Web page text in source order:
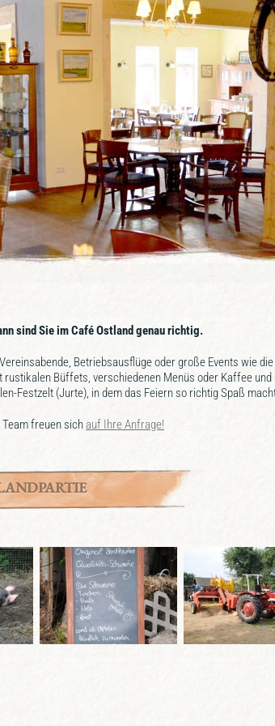
sind Sie im Café Ostland genau richtig.
Betriebsausflüge oder große Events wie
Büffets, verschiedenen Menüs oder Kaffee
Festzelt (Jurte), in dem das Feiern so richtig Spaß
freuen sichauf Ihre Anfrage!